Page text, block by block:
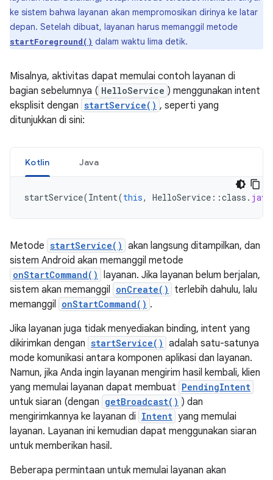
ke sistem bahwa layanan akan mempromosikan dirinya ke latar
depan. Setelah dibuat, layanan harus memanggil metode
startForeground() dalam waktu lima detik.
Misalnya, aktivitas dapat memulai contoh layanan di
bagian sebelumnya ( HelloService ) menggunakan intent
eksplisit dengan startService() , seperti yang
ditunjukkan di sini:
Kotlin Java
startService(Intent(this, HelloService ::class . java
Metode startService() akan langsung ditampilkan, dan
sistem Android akan memanggil metode
onStartCommand() layanan. Jika layanan belum berjalan,
sistem akan memanggil onCreate()
terlebih dahulu, lalu
memanggil onStartCommand() .
Jika layanan juga tidak menyediakan binding, intent yang
dikirimkan dengan startService() adalah satu-satunya
mode komunikasi antara komponen aplikasi dan layanan.
Namun, jika Anda ingin layanan mengirim hasil kembali, klien
yang memulai layanan dapat membuat PendingIntent
untuk siaran (dengan getBroadcast() ) dan
mengirimkannya ke layanan di Intent yang memulai
layanan. Layanan ini kemudian dapat menggunakan siaran
untuk memberikan hasil.
Beberapa permintaan untuk memulai layanan akan